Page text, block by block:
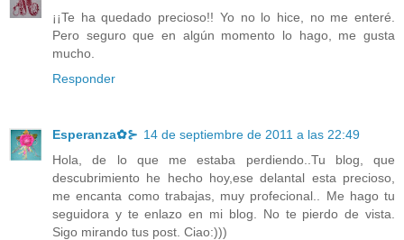
¡¡Te ha quedado precioso!! Yo no lo hice, no me enteré.
Pero seguro que en algún momento lo hago, me gusta
mucho.
Responder
Esperanza✿⊱ 14 de septiembre de 2011 a las 22:49
Hola, de lo que me estaba perdiendo..Tu blog, que
descubrimiento he hecho hoy,ese delantal esta precioso,
me encanta como trabajas, muy profecional.. Me hago tu
seguidora y te enlazo en mi blog. No te pierdo de vista.
Sigo mirando tus post. Ciao:)))